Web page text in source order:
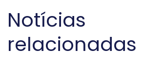
Notícias
relacionadas